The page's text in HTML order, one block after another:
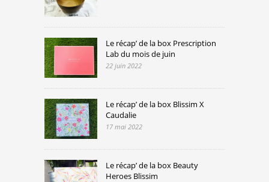
Le récap’ de la box Prescription
Lab du mois de juin
22 juin 2022
Le récap’ de la box Blissim X
Caudalie
17 mai 2022
Le récap’ de la box Beauty
Heroes Blissim